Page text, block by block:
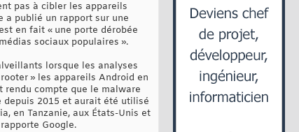
pas à cibler les appareils
a publié un rapport sur une
en fait « une porte dérobée
sociaux populaires ».
lorsque les analyses
» les appareils Android en
rendu compte que le malware
depuis 2015 et aurait été utilisé
en Tanzanie, aux États-Unis et
Google.